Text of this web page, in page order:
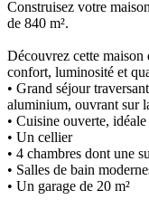
Construisez votre
de 840 m².
Découvrez cette maison
confort, luminosité et
• Grand séjour
aluminium, ouvrant sur
• Cuisine ouverte,
• Un cellier
• 4 chambres dont une
• Salles de bain
• Un garage de 20 m²